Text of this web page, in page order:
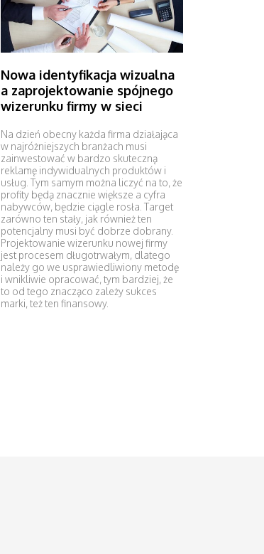
Nowa identyfikacja wizualna
a zaprojektowanie spójnego
wizerunku firmy w sieci
Na dzień obecny każda firma działająca
w najróżniejszych branżach musi
zainwestować w bardzo skuteczną
reklamę indywidualnych produktów i
usług. Tym samym można liczyć na to, że
profity będą znacznie większe a cyfra
nabywców, będzie ciągle rosła. Target
zarówno ten stały, jak również ten
potencjalny musi być dobrze dobrany.
Projektowanie wizerunku nowej firmy
jest procesem długotrwałym, dlatego
należy go we usprawiedliwiony metodę
i wnikliwie opracować, tym bardziej, że
to od tego znacząco zależy sukces
marki, też ten finansowy.